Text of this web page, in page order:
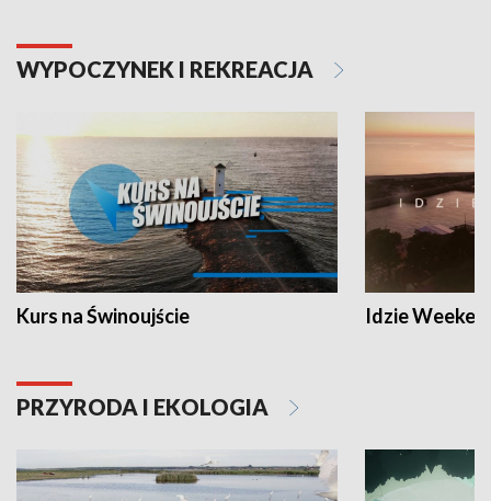
WYPOCZYNEK I REKREACJA
Kurs na Świnoujście Idzie
PRZYRODA I EKOLOGIA